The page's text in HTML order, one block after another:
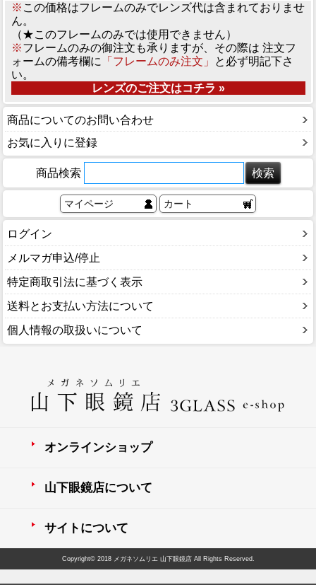
※ この価格はフレームのみでレンズ代は含まれておりませ
ん。
（★このフレームのみでは使用できません）
※フレームのみの御注文も承りますが、その際は 注文フ
ォームの備考欄に
「フレームのみ注文」
と必ず明記下さ
い。
レンズのご注文はコチラ »
商品についてのお問い合わせ
お気に入りに登録
商品検索
マイページ カート
ログイン
メルマガ申込/停止
特定商取引法に基づく表示
送料とお支払い方法について
個人情報の取扱いについて
オンラインショップ
山下眼鏡店について
サイトについて
Copyright© 2018 メガネソムリエ 山下眼鏡店 All Rights Reserved.